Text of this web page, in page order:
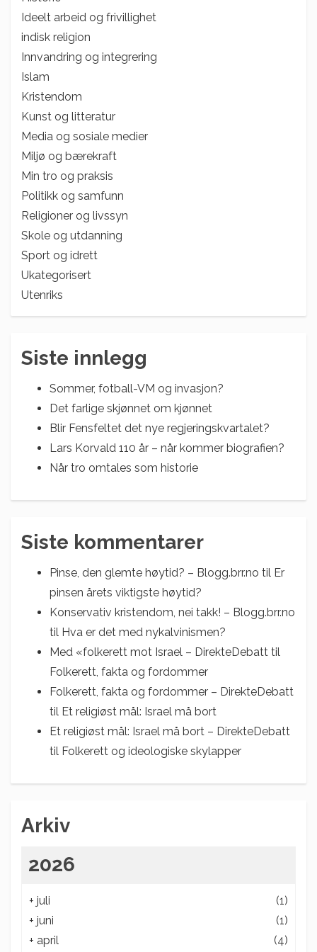
Ideelt arbeid og frivillighet
indisk religion
Innvandring og integrering
Islam
Kristendom
Kunst og litteratur
Media og sosiale medier
Miljø og bærekraft
Min tro og praksis
Politikk og samfunn
Religioner og livssyn
Skole og utdanning
Sport og idrett
Ukategorisert
Utenriks
Siste innlegg
Sommer, fotball-VM og invasjon?
Det farlige skjønnet om kjønnet
Blir Fensfeltet det nye regjeringskvartalet?
Lars Korvald 110 år – når kommer biografien?
Når tro omtales som historie
Siste kommentarer
Pinse, den glemte høytid? – Blogg.brr.no til Er
pinsen årets viktigste høytid?
Konservativ kristendom, nei takk! – Blogg.brr.no
til Hva er det med nykalvinismen?
Med «folkerett mot Israel – DirekteDebatt til
Folkerett, fakta og fordommer
Folkerett, fakta og fordommer – DirekteDebatt
til Et religiøst mål: Israel må bort
Et religiøst mål: Israel må bort – DirekteDebatt
til Folkerett og ideologiske skylapper
Arkiv
2026
+ juli
(1)
+ juni
(1)
+ april (4)